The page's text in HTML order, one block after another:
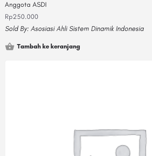
Anggota ASDI
Rp250.000
Sold By: Asosiasi Ahli Sistem Dinamik Indonesia
Tambah ke keranjang